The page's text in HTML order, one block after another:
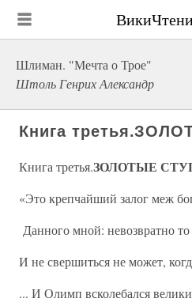
Шлиман. "Мечта о Трое"
Штоль Генрих Александр
Книга
Книга третья.ЗОЛОТЫЕ
«Это крепчайший залог меж
Данного мной: невозвратно
И не свершиться не может,
... И Олимп всколебался